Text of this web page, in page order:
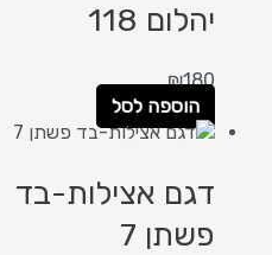
יהלום 118
₪180
הוספה לסל
דגם אצילות-בד
פשתן 7